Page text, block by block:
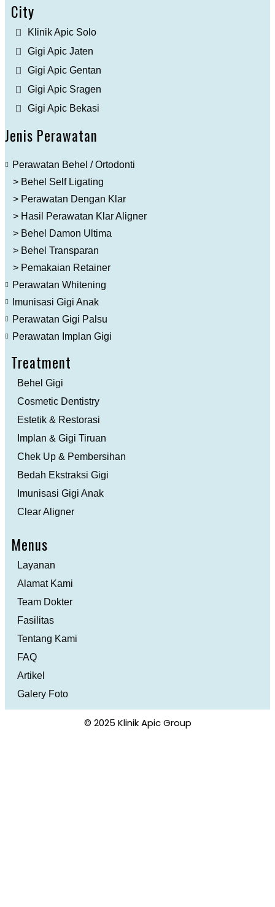
City
Klinik Apic Solo
Gigi Apic Jaten
Gigi Apic Gentan
Gigi Apic Sragen
Gigi Apic Bekasi
Jenis Perawatan
Perawatan Behel / Ortodonti
> Behel Self Ligating
> Perawatan Dengan Klar
> Hasil Perawatan Klar Aligner
> Behel Damon Ultima
> Behel Transparan
> Pemakaian Retainer
Perawatan Whitening
Imunisasi Gigi Anak
Perawatan Gigi Palsu
Perawatan Implan Gigi
Treatment
Behel Gigi
Cosmetic Dentistry
Estetik & Restorasi
Implan & Gigi Tiruan
Chek Up & Pembersihan
Bedah Ekstraksi Gigi
Imunisasi Gigi Anak
Clear Aligner
Menus
Layanan
Alamat Kami
Team Dokter
Fasilitas
Tentang Kami
FAQ
Artikel
Galery Foto
© 2025 Klinik Apic Group